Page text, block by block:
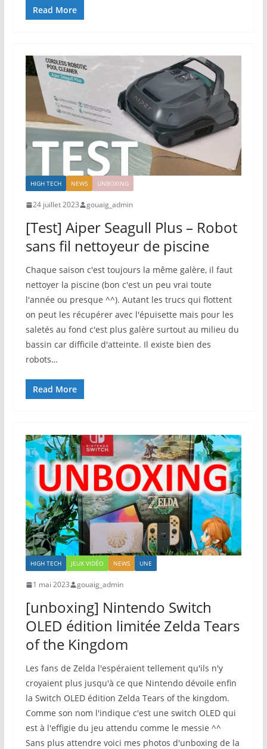
Read More
HIGH TECH NEWS UNBOXING
24 juillet 2023 gouaig_admin
[Test] Aiper Seagull Plus – Robot
sans fil nettoyeur de piscine
Chaque saison c'est toujours la même galère, il faut
nettoyer la piscine (bon c'est un peu vrai toute
l'année ou presque ^^). Autant les trucs qui flottent
on peut les récupérer avec l'épuisette mais pour les
saletés au fond c'est plus galère surtout au milieu du
bassin car difficile d'atteinte. Il existe bien des
robots…
Read More
HIGH TECH JEUX VIDÉO NEWS UNE
1 mai 2023 gouaig_admin
[unboxing] Nintendo Switch
OLED édition limitée Zelda Tears
of the Kingdom
Les fans de Zelda l'espéraient tellement qu'ils n'y
croyaient plus jusqu'à ce que Nintendo dévoile enfin
la Switch OLED édition Zelda Tears of the kingdom.
Comme son nom l'indique c'est une switch OLED qui
est à l'effigie du jeu attendu comme le messie ^^
Sans plus attendre voici mes photos d'unboxing de la